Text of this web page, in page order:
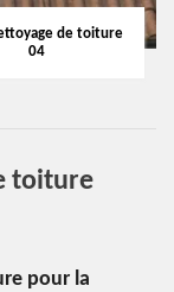
de toiture
04
toiture
pour la